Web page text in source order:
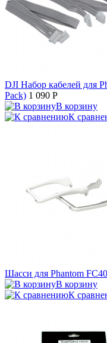
DJI Набор кабелей для
Pack) 1 090 P
В корзину
К
Шасси для Phantom FC40
В корзину
К